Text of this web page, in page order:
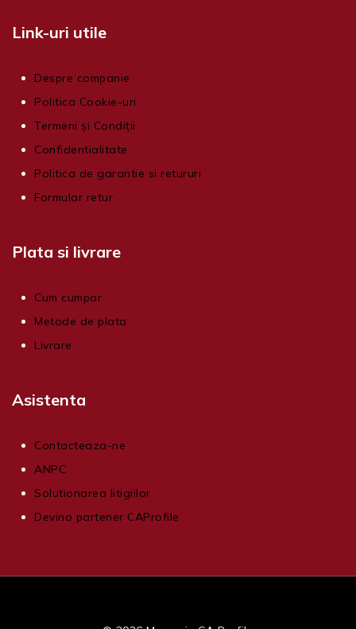
Link-uri utile
Despre companie
Politica Cookie-uri
Termeni și Condiții
Confidentialitate
Politica de garantie si retururi
Formular retur
Plata si livrare
Cum cumpar
Metode de plata
Livrare
Asistenta
Contacteaza-ne
ANPC
Solutionarea litigiilor
Devino partener CAProfile